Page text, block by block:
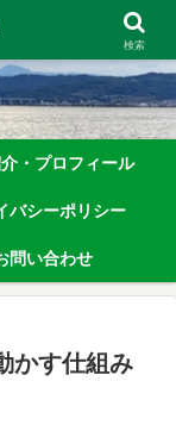
説しています！
・プロフィール
バシーポリシー
問い合わせ
かす仕組み
検索